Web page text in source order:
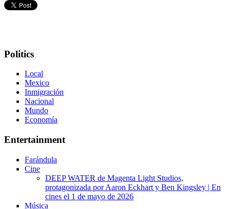
Politics
Local
Mexico
Inmigración
Nacional
Mundo
Economía
Entertainment
Farándula
Cine
DEEP WATER de Magenta Light Studios,
protagonizada por Aaron Eckhart y Ben Kingsley | En
cines el 1 de mayo de 2026
Música